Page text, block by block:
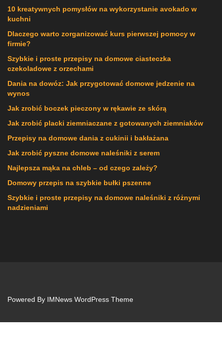
10 kreatywnych pomysłów na wykorzystanie avokado w
kuchni
Dlaczego warto zorganizować kurs pierwszej pomocy w
firmie?
Szybkie i proste przepisy na domowe ciasteczka
czekoladowe z orzechami
Dania na dowóz: Jak przygotować domowe jedzenie na
wynos
Jak zrobić boczek pieczony w rękawie ze skórą
Jak zrobić placki ziemniaczane z gotowanych ziemniaków
Przepisy na domowe dania z cukinii i bakłażana
Jak zrobić pyszne domowe naleśniki z serem
Najlepsza mąka na chleb – od czego zależy?
Domowy przepis na szybkie bułki pszenne
Szybkie i proste przepisy na domowe naleśniki z różnymi
nadzieniami
Powered By IMNews WordPress Theme